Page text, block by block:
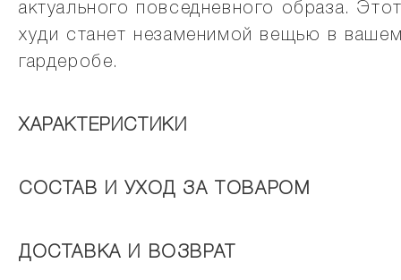
актуального повседневного образа.
худи станет незаменимой вещью в
гардеробе.
ХАРАКТЕРИСТИКИ
СОСТАВ И УХОД ЗА ТОВАРОМ
ДОСТАВКА И ВОЗВРАТ